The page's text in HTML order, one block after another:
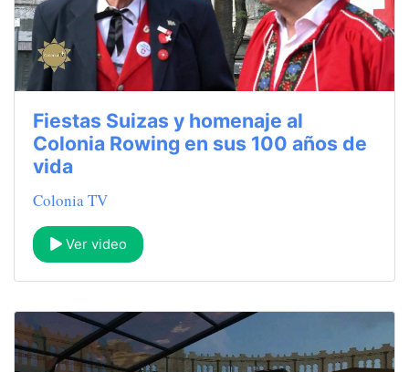
Fiestas Suizas y homenaje al
Colonia Rowing en sus 100 años de
vida
Colonia TV
Ver video